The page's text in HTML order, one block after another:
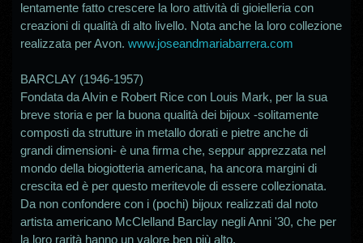
lentamente fatto crescere la loro attività di gioielleria con
creazioni di qualità di alto livello. Nota anche la loro collezione
realizzata per Avon. www.joseandmariabarrera.com
BARCLAY (1946-1957)
Fondata da Alvin e Robert Rice con Louis Mark, per la sua
breve storia e per la buona qualità dei bijoux -solitamente
composti da strutture in metallo dorati e pietre anche di
grandi dimensioni- è una firma che, seppur apprezzata nel
mondo della biogiotteria americana, ha ancora margini di
crescita ed è per questo meritevole di essere collezionata.
Da non confondere con i (pochi) bijoux realizzati dal noto
artista americano McClelland Barclay negli Anni '30, che per
la loro rarità hanno un valore ben più alto.